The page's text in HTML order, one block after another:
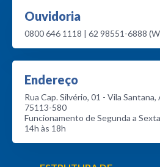
Ouvidoria
0800 646 1118 | 62 98551-6888
Endereço
Rua Cap. Silvério, 01 - Vila
75113-580
Funcionamento de Segunda a
14h às 18h